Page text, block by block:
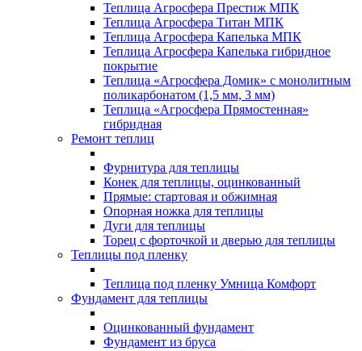
Теплица Агросфера Престиж МПК
Теплица Агросфера Титан МПК
Теплица Агросфера Капелька МПК
Теплица Агросфера Капелька гибридное
покрытие
Теплица «Агросфера Домик» с монолитным
поликарбонатом (1,5 мм, 3 мм)
Теплица «Агросфера Прямостенная»
гибридная
Ремонт теплиц
Фурнитура для теплицы
Конек для теплицы, оцинкованный
Прямые: стартовая и обжимная
Опорная ножка для теплицы
Дуги для теплицы
Торец с форточкой и дверью для теплицы
Теплицы под пленку
Теплица под пленку Умница Комфорт
Фундамент для теплицы
Оцинкованный фундамент
Фундамент из бруса